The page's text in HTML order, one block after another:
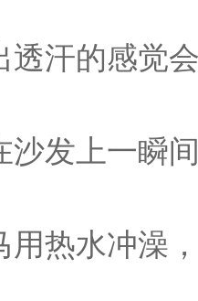
透汗的感觉
沙发上一瞬
用热水冲澡